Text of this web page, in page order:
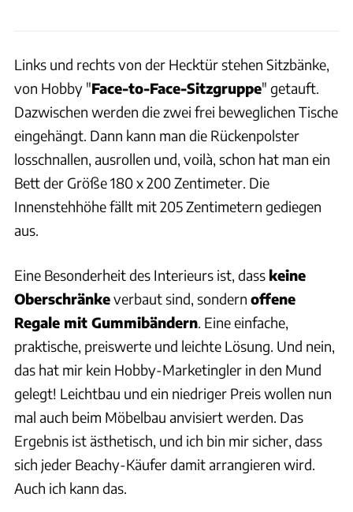
Links und rechts von der Hecktür stehen Sitzbänke,
von Hobby "Face-to-Face-Sitzgruppe" getauft.
Dazwischen werden die zwei frei beweglichen Tische
eingehängt. Dann kann man die Rückenpolster
losschnallen, ausrollen und, voilà, schon hat man ein
Bett der Größe 180 x 200 Zentimeter. Die
Innenstehhöhe fällt mit 205 Zentimetern gediegen
aus.
Eine Besonderheit des Interieurs ist, dass keine
Oberschränkeverbaut sind, sondern offene
Regale mit Gummibändern. Eine einfache,
praktische, preiswerte und leichte Lösung. Und nein,
das hat mir kein Hobby-Marketingler in den Mund
gelegt! Leichtbau und ein niedriger Preis wollen nun
mal auch beim Möbelbau anvisiert werden. Das
Ergebnis ist ästhetisch, und ich bin mir sicher, dass
sich jeder Beachy-Käufer damit arrangieren wird.
Auch ich kann das.